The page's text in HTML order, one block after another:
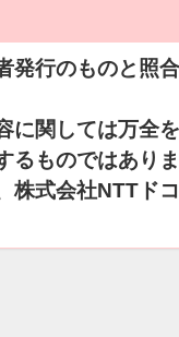
発行のものと照
に関しては万全
るものではあり
株式会社NTTド